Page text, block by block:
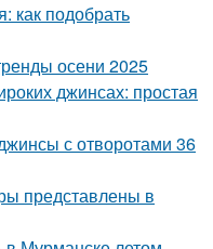
как подобрать
осени 2025
джинсах: простая
с отворотами 36
представлены в